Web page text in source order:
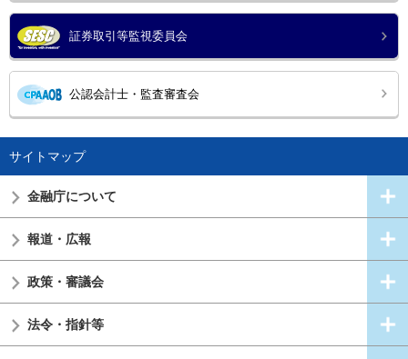
証券取引等監視委員会
公認会計士・監査審査会
サイトマップ
金融庁について
報道・広報
政策・審議会
法令・指針等